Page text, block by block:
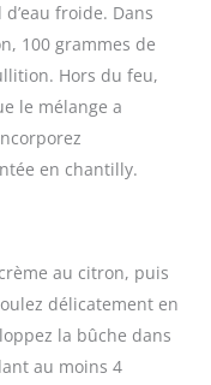
froide. Dans
100 grammes de
Hors du feu,
le mélange a
en chantilly.
au citron, puis
délicatement en
la bûche dans
au moins 4